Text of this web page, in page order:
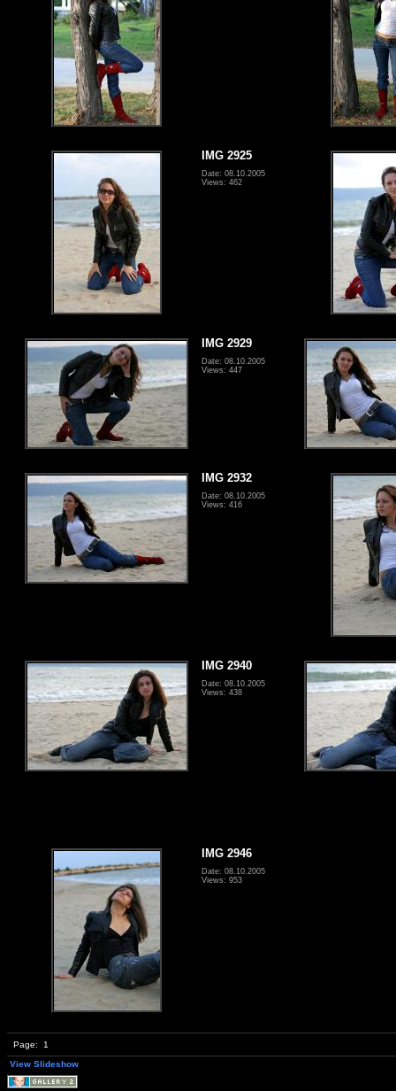
IMG 2925
Date: 08.10.2005
Views: 462
IMG 2929
Date: 08.10.2005
Views: 447
IMG 2932
Date: 08.10.2005
Views: 416
IMG 2940
Date: 08.10.2005
Views: 438
IMG 2946
Date: 08.10.2005
Views: 953
Page:
1
View Slideshow